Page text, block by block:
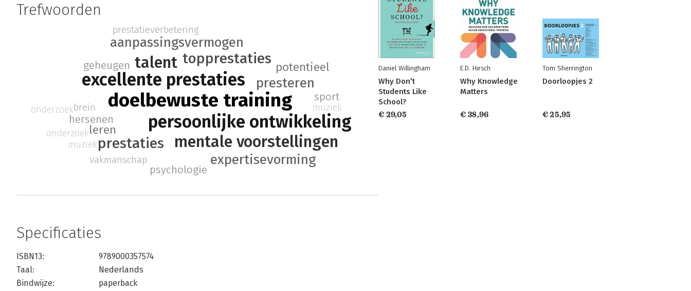
Trefwoorden
doelbewuste training
excellente prestaties
persoonlijke ontwikkeling
talent
mentale voorstellingen
topprestaties
prestaties
aanpassingsvermogen
presteren
expertisevorming
leren
potentieel
geheugen
psychologie
hersenen
sport
brein
vakmanschap
prestatieverbetering
muziek
onderzoek
muziek
onderzoek
Specificaties
ISBN13:
9789000357574
Taal:
Nederlands
Bindwijze:
paperback
Daniel Willingham
Why Don′t
Students Like
School?
€ 29,05
E.D. Hirsch
Why Knowledge
Matters
€ 38,96
Tom Sherrington
Doorloopjes 2
€ 25,95